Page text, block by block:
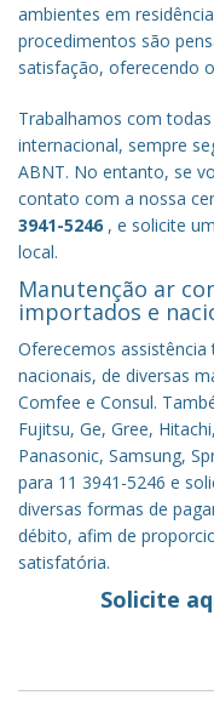
ambientes em
procedimentos são
satisfação, oferecendo
Trabalhamos com
internacional, sempre
ABNT. No entanto, se
contato com a nossa
3941-5246 , e solicite
local.
Manutenção ar
importados e
Oferecemos
nacionais, de diversas
Comfee e Consul.
Fujitsu, Ge, Gree,
Panasonic, Samsung,
para 11 3941-5246 e
diversas formas de
débito, afim de
satisfatória.
Solicite